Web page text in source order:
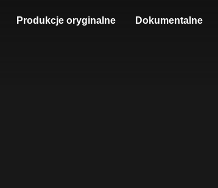
Produkcje oryginalne Dokumentalne